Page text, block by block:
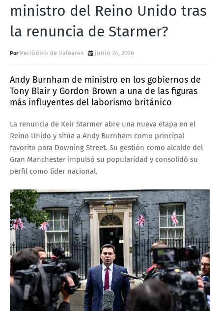
ministro del Reino Unido tras
la renuncia de Starmer?
Periódico de Baleares junio 24, 2026
Andy Burnham de ministro en los gobiernos de
Tony Blair y Gordon Brown a una de las figuras
más influyentes del laborismo británico
La renuncia de Keir Starmer abre una nueva etapa en el
Reino Unido y sitúa a Andy Burnham como principal
favorito para Downing Street. Su gestión como alcalde del
Gran Manchester impulsó su popularidad y consolidó su
perfil como líder nacional.